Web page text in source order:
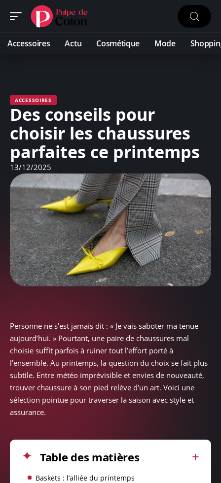
Accessoires Actu Cosmétique Mode
ACCESSOIRES
Des conseils pour
choisir les chaussures
parfaites ce printemps
13/12/2025
Personne ne s’est jamais dit : « Je vais saboter ma tenue
aujourd’hui. » Pourtant, une paire de chaussures mal
choisie suffit parfois à ruiner tout l’effort porté à
l’ensemble. Au printemps, la question du choix se fait plus
subtile. Entre météo imprévisible et envies de nouveauté,
trouver chaussure à son pied relève d’un art. Voici une
sélection pointue pour traverser la saison avec style et
assurance.
Table des matières
Baskets : l’alliée du printemps